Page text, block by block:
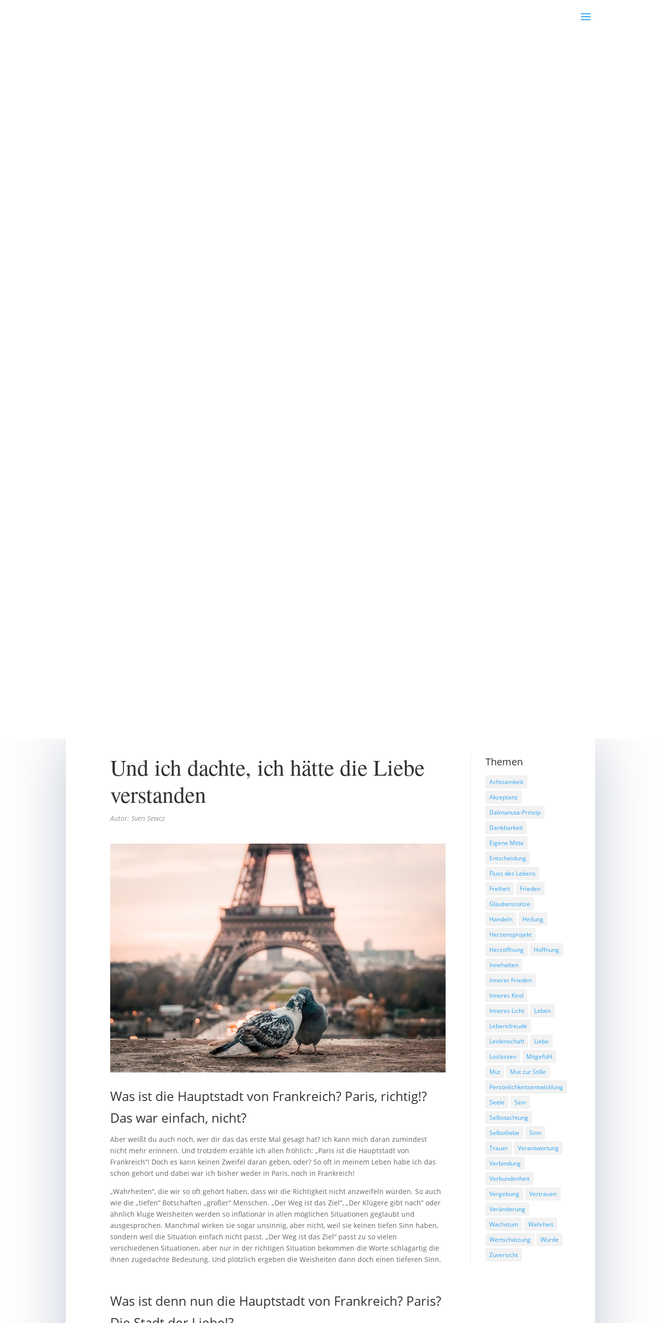
Und ich dachte, ich hätte die Liebe
verstanden
Autor: Sven Sewcz
Was ist die Hauptstadt von Frankreich? Paris, richtig!?
Das war einfach, nicht?
Aber weißt du auch noch, wer dir das das erste Mal gesagt hat? Ich kann mich daran zumindest
nicht mehr erinnern. Und trotzdem erzähle ich allen fröhlich: „Paris ist die Hauptstadt von
Frankreich“! Doch es kann keinen Zweifel daran geben, oder? So oft in meinem Leben habe ich das
schon gehört und dabei war ich bisher weder in Paris, noch in Frankreich!
„Wahrheiten“, die wir so oft gehört haben, dass wir die Richtigkeit nicht anzweifeln würden. So auch
wie die „tiefen“ Botschaften „großer“ Menschen. „Der Weg ist das Ziel“, „Der Klügere gibt nach“ oder
ähnlich kluge Weisheiten werden so inflationär in allen möglichen Situationen geglaubt und
ausgesprochen. Manchmal wirken sie sogar unsinnig, aber nicht, weil sie keinen tiefen Sinn haben,
sondern weil die Situation einfach nicht passt. „Der Weg ist das Ziel“ passt zu so vielen
verschiedenen Situationen, aber nur in der richtigen Situation bekommen die Worte schlagartig die
ihnen zugedachte Bedeutung. Und plötzlich ergeben die Weisheiten dann doch einen tieferen Sinn.
Was ist denn nun die Hauptstadt von Frankreich? Paris?
Themen
Achtsamkeit
Akzeptanz
Dalmanuta-Prinzip
Dankbarkeit
Eigene Mitte
Entscheidung
Fluss des Lebens
Freiheit
Frieden
Glaubenssätze
Handeln
Heilung
Herzensprojekt
Herzöffnung
Hoffnung
Innehalten
Innerer Frieden
Inneres Kind
Inneres Licht
Leben
Lebensfreude
Leidenschaft
Liebe
Loslassen
Mitgefühl
Mut
Mut zur Stille
Persönlichkeitsentwicklung
Seele
Sein
Selbstachtung
Selbstliebe
Sinn
Trauer
Verantwortung
Verbindung
Verbundenheit
Vergebung
Vertrauen
Veränderung
Wachstum
Wahrheit
Wertschätzung
Würde
Zuversicht